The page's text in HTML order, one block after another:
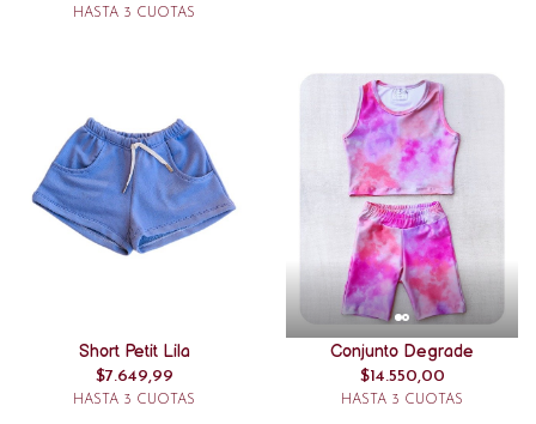
HASTA 3 CUOTAS
Short Petit Lila
$7.649,99
HASTA 3 CUOTAS
Conjunto Degrade
$14.550,00
HASTA 3 CUOTAS